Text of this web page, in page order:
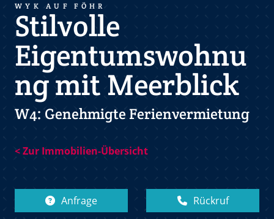
WYK AUF FÖHR
Stilvolle
Eigentumswohnu
ng mit Meerblick
W4: Genehmigte Ferienvermietung
< Zur Immobilien-Übersicht
Anfrage Rückruf